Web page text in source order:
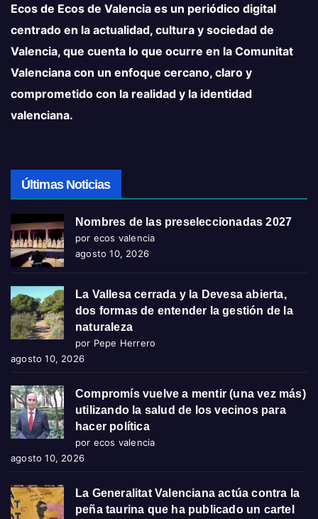
Ecos de Ecos de Valencia es un periódico digital
centrado en la actualidad, cultura y sociedad de
Valencia, que cuenta lo que ocurre en la Comunitat
Valenciana con un enfoque cercano, claro y
comprometido con la realidad y la identidad
valenciana.
Últimas Noticias
Nombres de las preseleccionadas 2027
por ecos valencia
agosto 10, 2026
La Vallesa cerrada y la Devesa abierta,
dos formas de entender la gestión de la
naturaleza
por Pepe Herrero
agosto 10, 2026
Compromís vuelve a mentir (una vez más)
utilizando la salud de los vecinos para
hacer política
por ecos valencia
agosto 10, 2026
La Generalitat Valenciana actúa contra la
peña taurina que ha publicado un cartel